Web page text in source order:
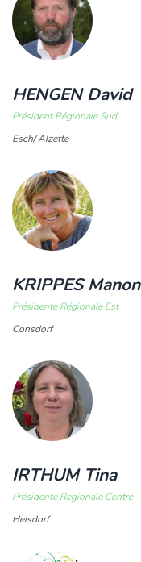
HENGEN David
Président Régionale Sud
Esch/ Alzette
KRIPPES Manon
Présidente Régionale Est
Consdorf
IRTHUM Tina
Présidente Regionale Centre
Heisdorf